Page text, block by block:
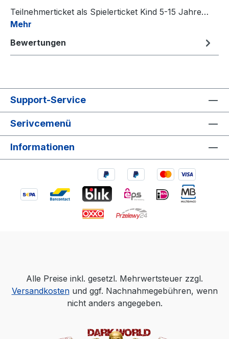
Teilnehmerticket als Spielerticket Kind 5-15 Jahre…
Mehr
Bewertungen
Support-Service
Serivcemenü
Informationen
Alle Preise inkl. gesetzl. Mehrwertsteuer zzgl.
Versandkostenund ggf. Nachnahmegebühren, wenn
nicht anders angegeben.